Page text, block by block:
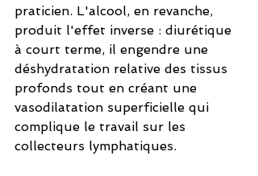
praticien. L'alcool, en revanche,
produit l'effet inverse : diurétique
à court terme, il engendre une
déshydratation relative des tissus
profonds tout en créant une
vasodilatation superficielle qui
complique le travail sur les
collecteurs lymphatiques.